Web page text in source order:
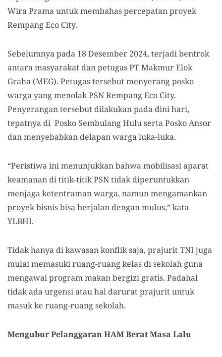
Wira Prama untuk membahas percepatan proyek
Rempang Eco City.
Sebelumnya pada 18 Desember 2024, terjadi bentrok
antara masyarakat dan petugas PT Makmur Elok
Graha (MEG). Petugas tersebut menyerang posko
warga yang menolak PSN Rempang Eco City.
Penyerangan tersebut dilakukan pada dini hari,
tepatnya di Posko Sembulang Hulu serta Posko Ansor
dan menyebabkan delapan warga luka-luka.
“Peristiwa ini menunjukkan bahwa mobilisasi aparat
keamanan di titik-titik PSN tidak diperuntukkan
menjaga ketentraman warga, namun mengamankan
proyek bisnis bisa berjalan dengan mulus,” kata
YLBHI.
Tidak hanya di kawasan konflik saja, prajurit TNI juga
mulai memasuki ruang-ruang kelas di sekolah guna
mengawal program makan bergizi gratis. Padahal
tidak ada urgensi atau hal darurat prajurit untuk
masuk ke ruang-ruang sekolah.
Mengubur Pelanggaran HAM Berat Masa Lalu